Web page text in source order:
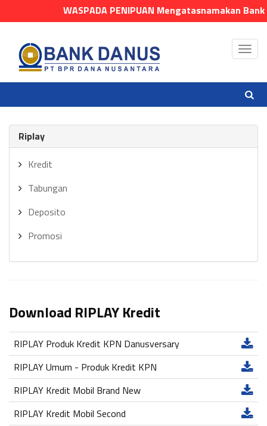
WASPADA PENIPUAN Mengatasnamakan
Riplay
Kredit
Tabungan
Deposito
Promosi
Download RIPLAY Kredit
RIPLAY Produk Kredit KPN Danusversary
RIPLAY Umum - Produk Kredit KPN
RIPLAY Kredit Mobil Brand New
RIPLAY Kredit Mobil Second